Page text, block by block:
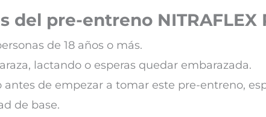
del pre-entreno NITRAFLEX
de 18 años o más.
lactando o esperas quedar embarazada.
antes de empezar a tomar este pre-entreno,
de base.